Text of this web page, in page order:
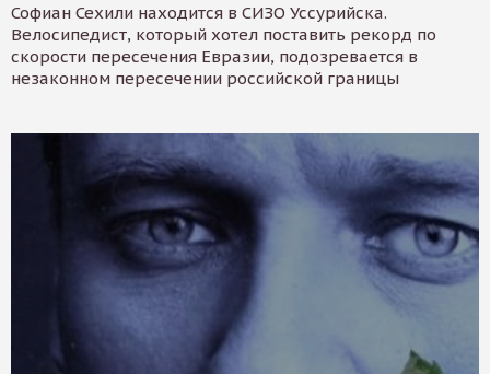
Софиан Сехили находится в СИЗО Уссурийска.
Велосипедист, который хотел поставить рекорд по
скорости пересечения Евразии, подозревается в
незаконном пересечении российской границы